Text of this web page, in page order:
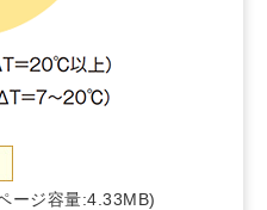
ジ容量:4.33MB)